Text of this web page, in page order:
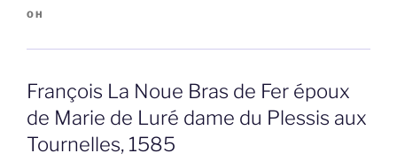
OH
François La Noue Bras de Fer époux
de Marie de Luré dame du Plessis aux
Tournelles, 1585